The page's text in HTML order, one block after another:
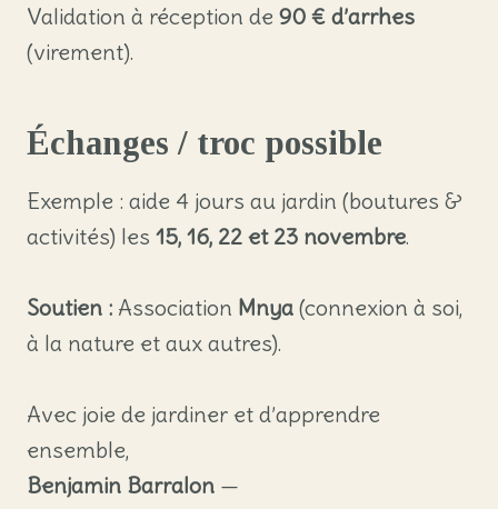
Validation à réception de 90 € d’arrhes
(virement).
Échanges / troc possible
Exemple : aide 4 jours au jardin (boutures &
activités) les 15, 16, 22 et 23 novembre.
Soutien : Association Mnya (connexion à soi,
à la nature et aux autres).
Avec joie de jardiner et d’apprendre
ensemble,
Benjamin Barralon —